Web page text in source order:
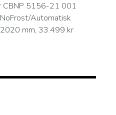
CBNP 5156-21 001
Automatisk
mm, 33.499 kr